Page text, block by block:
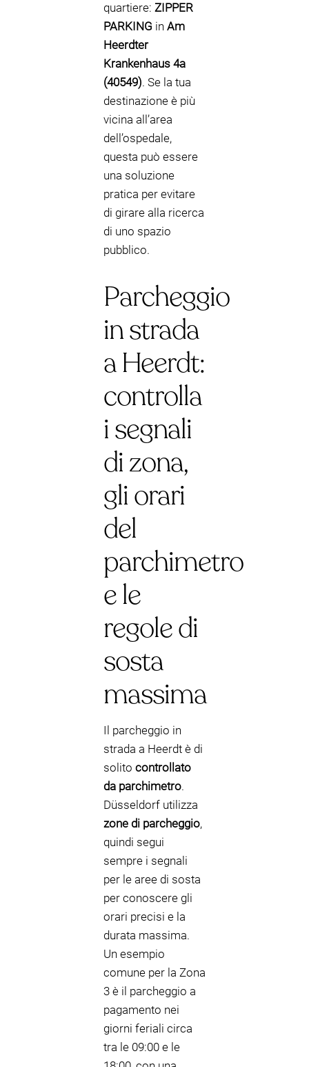
quartiere: ZIPPER
PARKING in Am
Heerdter
Krankenhaus 4a
(40549). Se la tua
destinazione è più
vicina all’area
dell’ospedale,
questa può essere
una soluzione
pratica per evitare
di girare alla ricerca
di uno spazio
pubblico.
Parcheggio
in strada
a Heerdt:
controlla
i segnali
di zona,
gli orari
del
parchimetro
e le
regole di
sosta
massima
Il parcheggio in
strada a Heerdt è di
solito controllato
da parchimetro.
Düsseldorf utilizza
zone di parcheggio,
quindi segui
sempre i segnali
per le aree di sosta
per conoscere gli
orari precisi e la
durata massima.
Un esempio
comune per la Zona
3 è il parcheggio a
pagamento nei
giorni feriali circa
tra le 09:00 e le